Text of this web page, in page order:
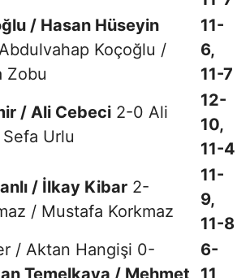
/ Hasan Hüseyin
Koçoğlu /
Zobu
11-
6,
11-7
/ Ali Cebeci 2-0 Ali
Sefa Urlu
12-
10,
11-4
/ İlkay Kibar 2-
/ Mustafa Korkmaz
11-
9,
11-8
/ Aktan Hangişi 0-
6-